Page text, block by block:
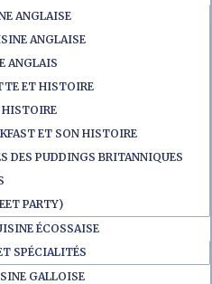
ANGLAISE
ANGLAISE
ANGLAIS
ET HISTOIRE
HISTOIRE
ET SON HISTOIRE
DES PUDDINGS BRITANNIQUES
PARTY)
ÉCOSSAISE
SPÉCIALITÉS
GALLOISE